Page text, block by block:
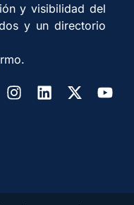
y visibilidad del
y un directorio